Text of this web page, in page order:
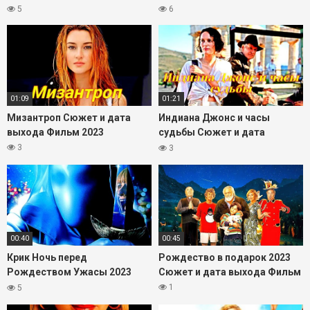
2023
5
2023
6
01:09
Мизантроп Сюжет и дата
выхода Фильм 2023
3
01:21
Индиана Джонс и часы
судьбы Сюжет и дата
выхода Фильм 2023
3
00:40
Крик Ночь перед
Рождеством Ужасы 2023
Сюжет и дата выхода Фильм
5
00:45
Рождество в подарок 2023
Сюжет и дата выхода Фильм
1